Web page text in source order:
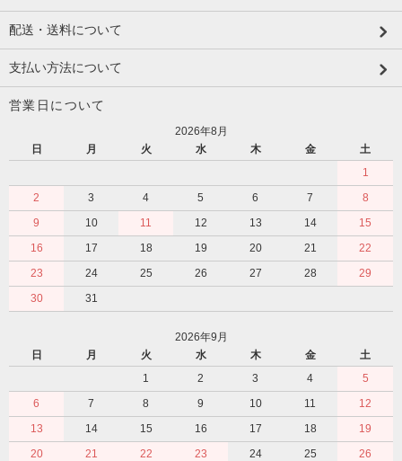
配送・送料について
支払い方法について
営業日について
2026年8月
日
月 火 水 木 金
土
1
2
3 4 5 6 7
8
9
10 11 12 13 14
15
16
17 18 19 20 21
22
23
24 25 26 27 28
29
30
31
2026年9月
日
月 火 水 木 金
土
1
2 3 4
5
6
7 8 9 10 11
12
13
14 15 16 17 18
19
20
21 22 23 24 25
26